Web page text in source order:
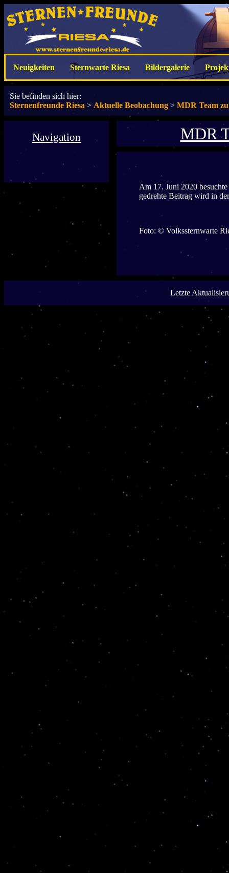
Neuigkeiten Sternwarte Riesa Bildergalerie
Sie befinden sich hier:
Sternenfreunde Riesa > Aktuelle Beobachung > MDR Team
Navigation MDR
Am 17. Juni 2020
gedrehte Beitrag wird in
Foto: © Volkssternwarte
Letzte